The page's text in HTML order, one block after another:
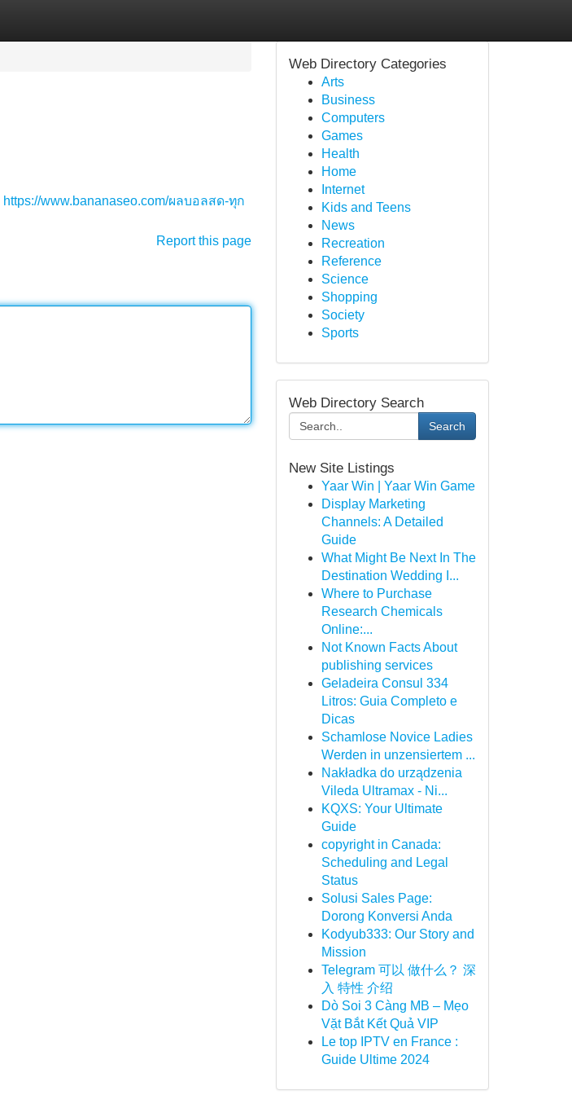
https://www.bananaseo.com/ผลบอลสด-ทุก
Report this page
Web Directory Categories
Arts
Business
Computers
Games
Health
Home
Internet
Kids and Teens
News
Recreation
Reference
Science
Shopping
Society
Sports
Web Directory Search
Search
New Site Listings
Yaar Win | Yaar Win Game
Display Marketing
Channels: A Detailed
Guide
What Might Be Next In The
Destination Wedding I...
Where to Purchase
Research Chemicals
Online:...
Not Known Facts About
publishing services
Geladeira Consul 334
Litros: Guia Completo e
Dicas
Schamlose Novice Ladies
Werden in unzensiertem ...
Nakładka do urządzenia
Vileda Ultramax - Ni...
KQXS: Your Ultimate
Guide
copyright in Canada:
Scheduling and Legal
Status
Solusi Sales Page:
Dorong Konversi Anda
Kodyub333: Our Story and
Mission
Telegram 可以 做什么？ 深
入 特性 介绍
Dò Soi 3 Càng MB – Mẹo
Vặt Bắt Kết Quả VIP
Le top IPTV en France :
Guide Ultime 2024